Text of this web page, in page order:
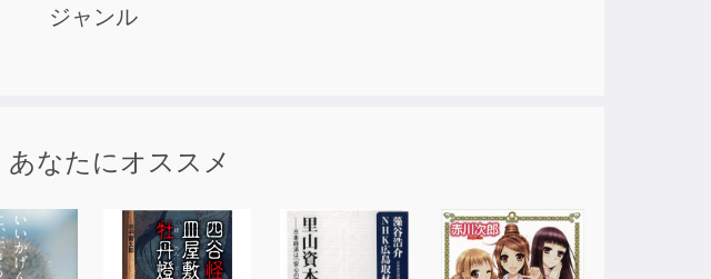
の超ミニフレーズをまとめて300紹介する。
九九にあたる。Almost!（惜しい！）、Got it.（わかりました）、You
話ビギナー必携。中級者にも役立つ。
ジャンル
あなたにオススメ